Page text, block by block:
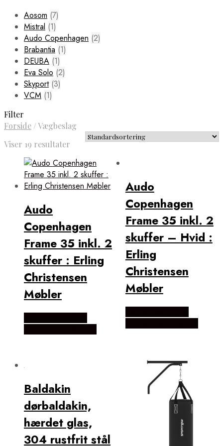
Aosom (7)
Mistral (1)
Audo Copenhagen (2)
Brabantia (1)
DEUBA (1)
Eva Solo (2)
Skyport (3)
VCM (1)
Filter
Forside/Vægbeslag
Viser 19 resultater
Audo
Copenhagen
Frame 35 inkl. 2
skuffer : Erling
Christensen
Møbler
Audo
Copenhagen
Frame 35 inkl. 2
skuffer – Hvid :
Erling
Christensen
Møbler
Baldakin
dørbaldakin,
hærdet glas,
304 rustfrit stål